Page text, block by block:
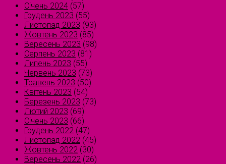
Січень 2024 (57)
Грудень 2023 (55)
Листопад 2023 (93)
Жовтень 2023 (85)
Вересень 2023 (98)
Серпень 2023 (81)
Липень 2023 (55)
Червень 2023 (73)
Травень 2023 (50)
Квітень 2023 (54)
Березень 2023 (73)
Лютий 2023 (69)
Січень 2023 (66)
Грудень 2022 (47)
Листопад 2022 (45)
Жовтень 2022 (30)
Вересень 2022 (26)